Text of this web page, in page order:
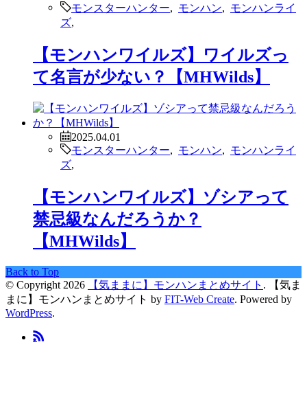
モンスターハンター
モンハン
モンハンライ
ズ
【モンハンワイルズ】ワイルズっ
て名言が少ない？【MHWilds】
2025.04.01
モンスターハンター
モンハン
モンハンライ
ズ
【モンハンワイルズ】ゾシアって
禁忌級なんだろうか？
【MHWilds】
Back to Top
© Copyright 2026
【気ままに】モンハンまとめサイト .
【気ま
まに】モンハンまとめサイト by FIT-Web Create. Powered by
WordPress.